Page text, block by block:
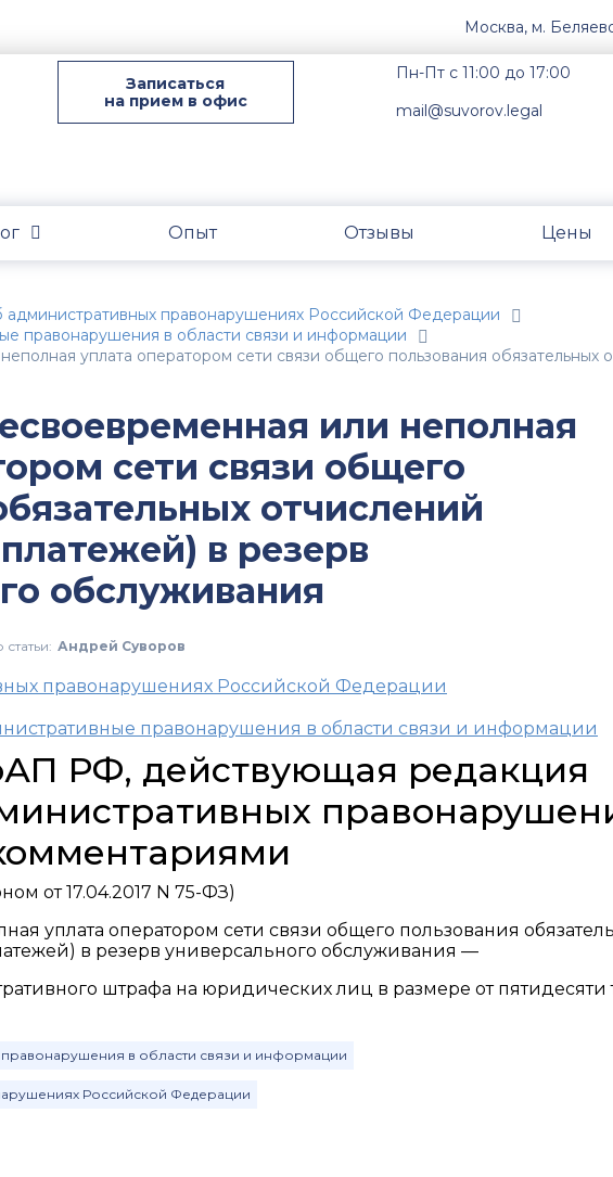
Москва, м.
Записаться
на прием в офис
Пн-Пт с 11:00 до 17:00
mail@suvorov.legal
Опыт Отзывы Цены
административных правонарушениях Российской Федерации
правонарушения в области связи и информации
уплата оператором сети связи общего пользования обязательных
или неполная
сети связи общего
отчислений
в резерв
обслуживания
статьи: Андрей Суворов
правонарушениях Российской Федерации
правонарушения в области связи и информации
РФ, действующая редакция
от 17.04.2017 N 75-ФЗ)
уплата оператором сети связи общего пользования
в резерв универсального обслуживания —
штрафа на юридических лиц в размере от пятидесяти
правонарушения в области связи и информации
Российской Федерации